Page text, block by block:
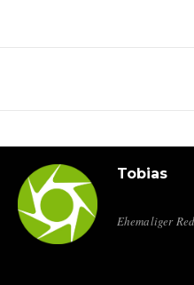
Tobias
Ehemaliger